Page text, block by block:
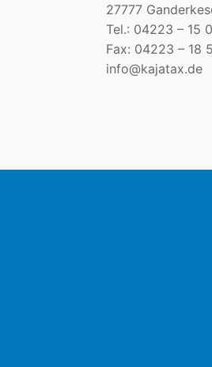
27777
Tel.: 04223 – 15
Fax: 04223 – 18
info@kajatax.de